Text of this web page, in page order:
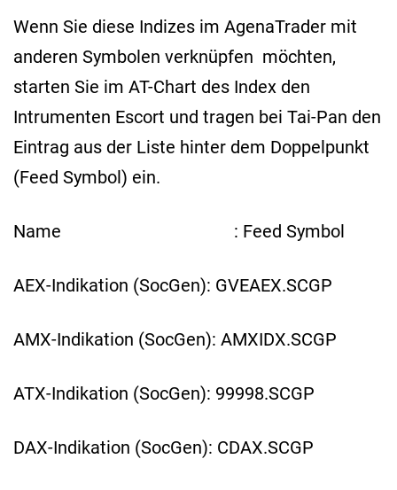
Wenn Sie diese Indizes im AgenaTrader mit
anderen Symbolen verknüpfen möchten,
starten Sie im AT-Chart des Index den
Intrumenten Escort und tragen bei Tai-Pan den
Eintrag aus der Liste hinter dem Doppelpunkt
(Feed Symbol) ein.
Name : Feed Symbol
AEX-Indikation (SocGen): GVEAEX.SCGP
AMX-Indikation (SocGen): AMXIDX.SCGP
ATX-Indikation (SocGen): 99998.SCGP
DAX-Indikation (SocGen): CDAX.SCGP